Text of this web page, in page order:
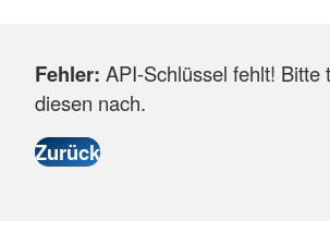
Fehler: API-Schlüssel fehlt! Bitte
diesen nach.